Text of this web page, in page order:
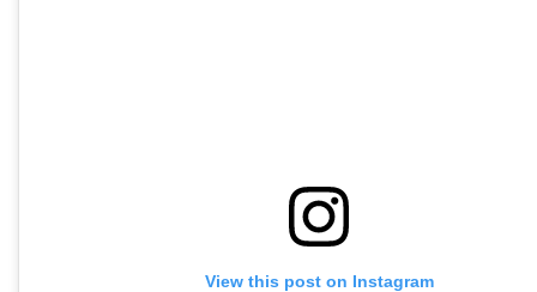
View this post on Instagram